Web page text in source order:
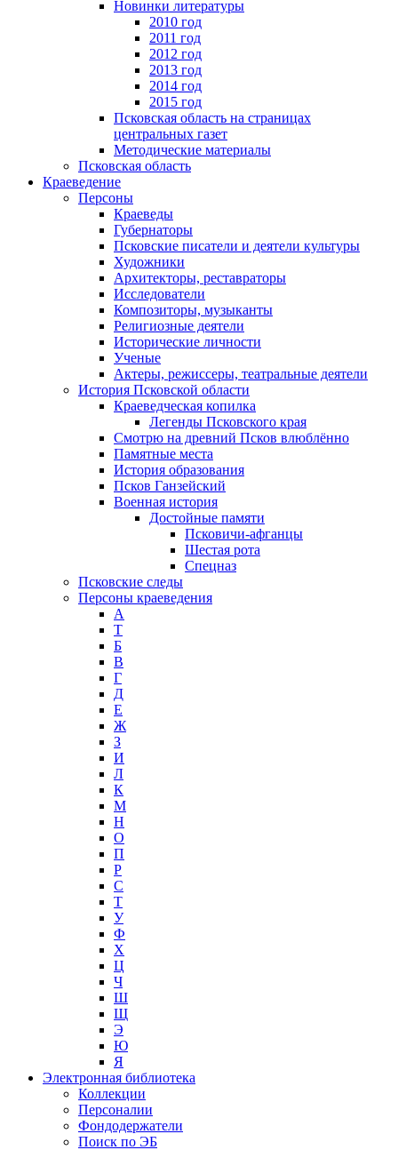
Новинки литературы
2010 год
2011 год
2012 год
2013 год
2014 год
2015 год
Псковская область на страницах
центральных газет
Методические материалы
Псковская область
Краеведение
Персоны
Краеведы
Губернаторы
Псковские писатели и деятели культуры
Художники
Архитекторы, реставраторы
Исследователи
Композиторы, музыканты
Религиозные деятели
Исторические личности
Ученые
Актеры, режиссеры, театральные деятели
История Псковской области
Краеведческая копилка
Легенды Псковского края
Смотрю на древний Псков влюблённо
Памятные места
История образования
Псков Ганзейский
Военная история
Достойные памяти
Псковичи-афганцы
Шестая рота
Спецназ
Псковские следы
Персоны краеведения
А
T
Б
В
Г
Д
Е
Ж
З
И
Л
К
М
Н
О
П
Р
С
Т
У
Ф
Х
Ц
Ч
Ш
Щ
Э
Ю
Я
Электронная библиотека
Коллекции
Персоналии
Фондодержатели
Поиск по ЭБ